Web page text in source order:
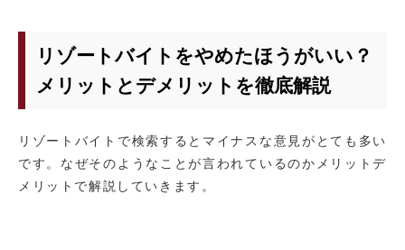
リゾートバイトをやめたほうがいい？
メリットとデメリットを徹底解説
リゾートバイトで検索するとマイナスな意見がとても多い
です。なぜそのようなことが言われているのかメリットデ
メリットで解説していきます。